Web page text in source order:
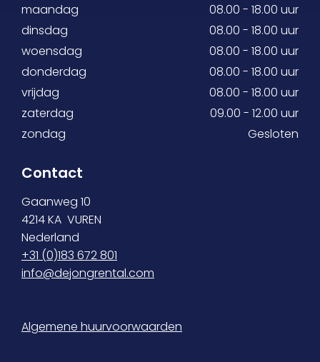
maandag
08.00 - 18.00 uur
dinsdag
08.00 - 18.00 uur
woensdag
08.00 - 18.00 uur
donderdag
08.00 - 18.00 uur
vrijdag
08.00 - 18.00 uur
zaterdag
09.00 - 12.00 uur
zondag
Gesloten
Contact
Gaanweg 10
4214 KA VUREN
Nederland
+31 (0)183 672 801
info@dejongrental.com
Algemene huurvoorwaarden